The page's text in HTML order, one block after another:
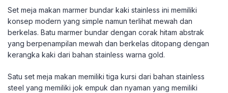
Set meja makan marmer bundar kaki stainless ini memiliki
konsep modern yang simple namun terlihat mewah dan
berkelas. Batu marmer bundar dengan corak hitam abstrak
yang berpenampilan mewah dan berkelas ditopang dengan
kerangka kaki dari bahan stainless warna gold.
Satu set meja makan memiliki tiga kursi dari bahan stainless
steel yang memiliki jok empuk dan nyaman yang memiliki